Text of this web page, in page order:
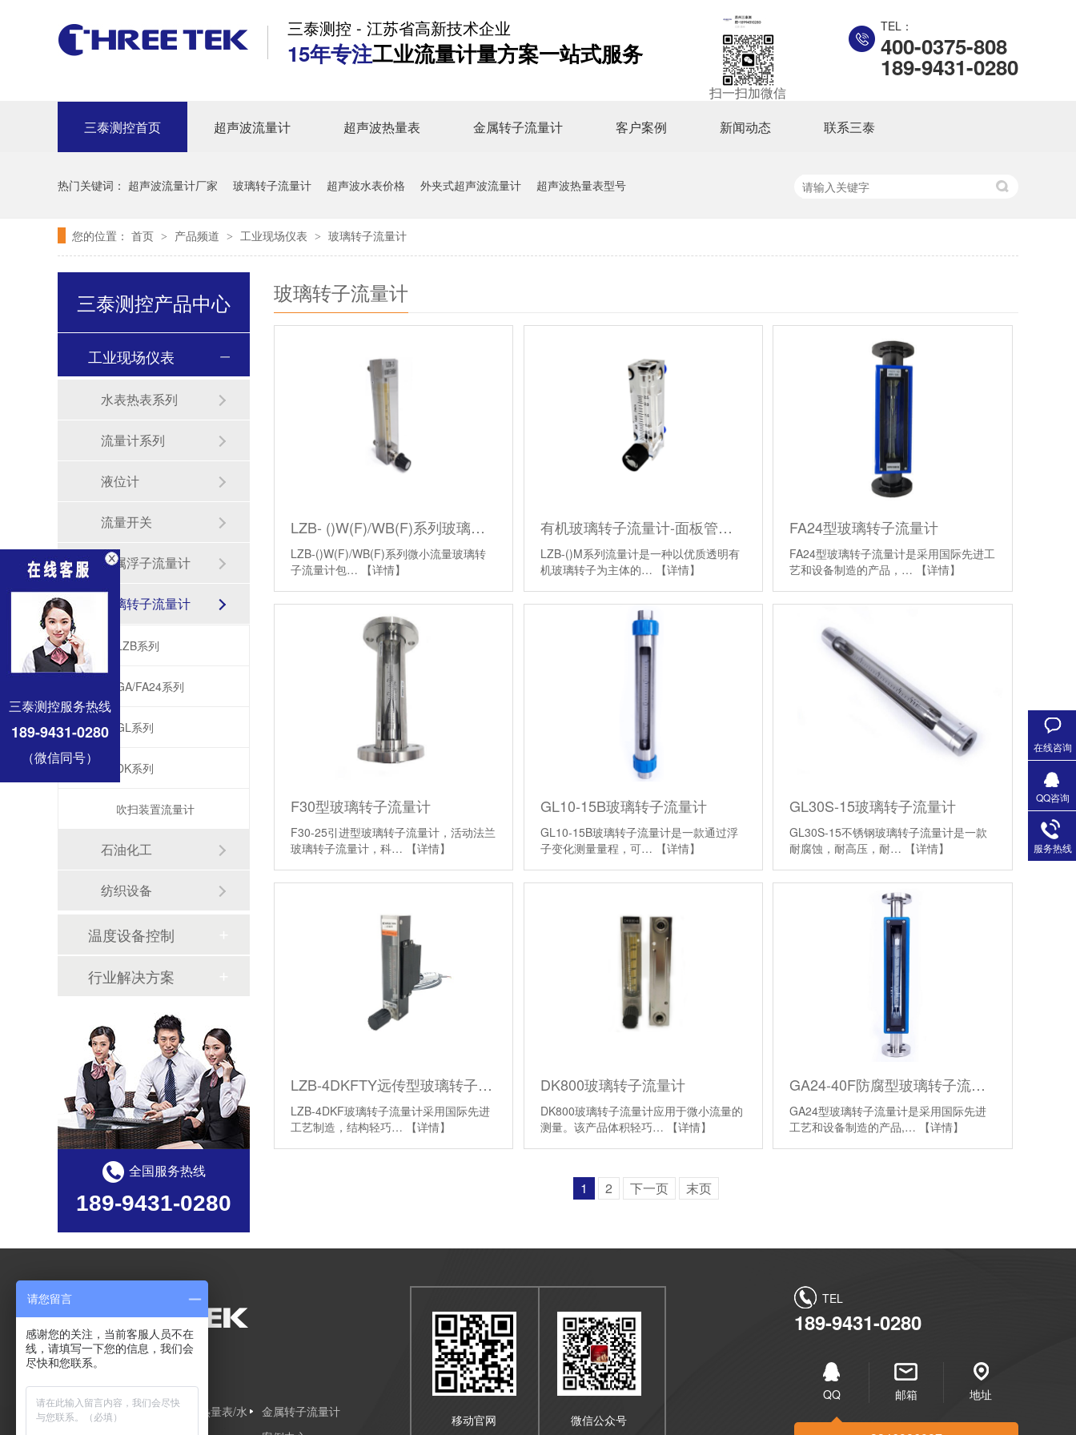
三泰测控 - 江苏省高新技术企业
15年专注工业流量计量方案一站式服务
扫一扫加微信
TEL：
400-0375-808
189-9431-0280
三泰测控首页 超声波流量计 超声波热量表 金属转子流量计 客户案例 新闻动态 联系三泰
热门关键词： 超声波流量计厂家 玻璃转子流量计 超声波水表价格 外夹式超声波流量计 超声波热量表型号
您的位置： 首页 > 产品频道 > 工业现场仪表 > 玻璃转子流量计
玻璃转子流量计
LZB- ()W(F)/WB(F)系列玻璃转子流量计
LZB-()W(F)/WB(F)系列微小流量玻璃转
子流量计包…
【详情】
有机玻璃转子流量计-面板管道式
LZB-()M系列流量计是一种以优质透明有
机玻璃转子为主体的…
【详情】
FA24型玻璃转子流量计
FA24型玻璃转子流量计是采用国际先进工
艺和设备制造的产品，…
【详情】
F30型玻璃转子流量计
F30-25引进型玻璃转子流量计，活动法兰
玻璃转子流量计，科…
【详情】
GL10-15B玻璃转子流量计
GL10-15B玻璃转子流量计是一款通过浮
子变化测量量程，可…
【详情】
GL30S-15玻璃转子流量计
GL30S-15不锈钢玻璃转子流量计是一款
耐腐蚀，耐高压，耐…
【详情】
LZB-4DKFTY远传型玻璃转子流量计
LZB-4DKF玻璃转子流量计采用国际先进
工艺制造，结构轻巧…
【详情】
DK800玻璃转子流量计
DK800玻璃转子流量计应用于微小流量的
测量。该产品体积轻巧…
【详情】
GA24-40F防腐型玻璃转子流量计
GA24型玻璃转子流量计是采用国际先进
工艺和设备制造的产品,…
【详情】
1 2 下一页 末页
三泰测控产品中心
工业现场仪表
水表热表系列
流量计系列
液位计
流量开关
金属浮子流量计
玻璃转子流量计
LZB系列
GA/FA24系列
GL系列
DK系列
吹扫装置流量计
石油化工
纺织设备
温度设备控制
行业解决方案
全国服务热线
189-9431-0280
网站首页
超声波热量表/水
金属转子流量计
移动官网 微信公众号
TEL
189-9431-0280
QQ 邮箱 地址
在线咨询
QQ咨询
服务热线
三泰测控服务热线
189-9431-0280
（微信同号）
请您留言
感谢您的关注，当前客服人员不在
线，请填写一下您的信息，我们会
尽快和您联系。